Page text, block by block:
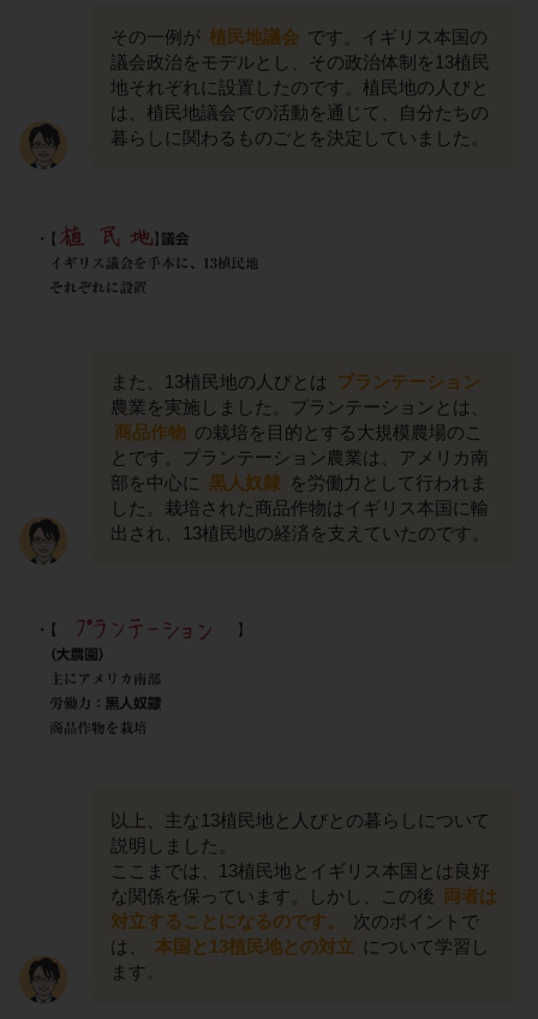
その一例が 植民地議会 です。イギリス本国の
議会政治をモデルとし、その政治体制を13植民
地それぞれに設置したのです。植民地の人びと
は、植民地議会での活動を通じて、自分たちの
暮らしに関わるものごとを決定していました。
また、13植民地の人びとは プランテーション
農業を実施しました。プランテーションとは、
商品作物 の栽培を目的とする大規模農場のこ
とです。プランテーション農業は、アメリカ南
部を中心に 黒人奴隷 を労働力として行われま
した。栽培された商品作物はイギリス本国に輸
出され、13植民地の経済を支えていたのです。
以上、主な13植民地と人びとの暮らしについて
説明しました。
ここまでは、13植民地とイギリス本国とは良好
な関係を保っています。しかし、この後 両者は
対立することになるのです。
次のポイントで
は、
本国と13植民地との対立 について学習し
ます。